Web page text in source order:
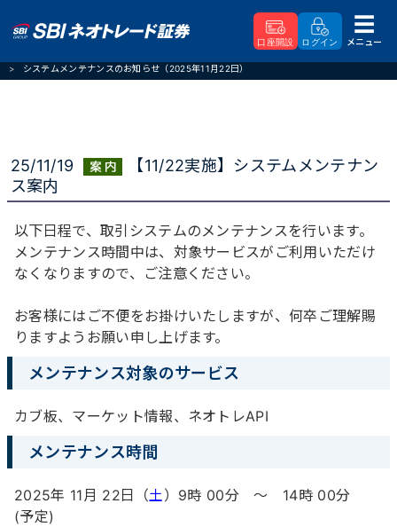
口座開設 ログイン
メニュー
システムメンテナンスのお知らせ（2025年11月22日）
25/11/19
【11/22実施】システムメンテナン
ス案内
以下日程で、取引システムのメンテナンスを行います。
メンテナンス時間中は、対象サービスがご利用いただけ
なくなりますので、ご注意ください。
お客様にはご不便をお掛けいたしますが、何卒ご理解賜
りますようお願い申し上げます。
メンテナンス対象のサービス
カブ板、マーケット情報、ネオトレAPI
メンテナンス時間
2025年 11月 22日（土）9時 00分 ～ 14時 00分
(予定)